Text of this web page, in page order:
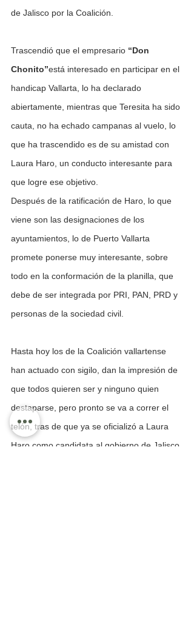
de Jalisco por la Coalición.
Trascendió que el empresario “Don
Chonito”está interesado en participar en el
handicap Vallarta, lo ha declarado
abiertamente, mientras que Teresita ha sido
cauta, no ha echado campanas al vuelo, lo
que ha trascendido es de su amistad con
Laura Haro, un conducto interesante para
que logre ese objetivo.
Después de la ratificación de Haro, lo que
viene son las designaciones de los
ayuntamientos, lo de Puerto Vallarta
promete ponerse muy interesante, sobre
todo en la conformación de la planilla, que
debe de ser integrada por PRI, PAN, PRD y
personas de la sociedad civil.
Hasta hoy los de la Coalición vallartense
han actuado con sigilo, dan la impresión de
que todos quieren ser y ninguno quien
destaparse, pero pronto se va a correr el
telón, tras de que ya se oficializó a Laura
Haro como candidata al gobierno de Jalisco.